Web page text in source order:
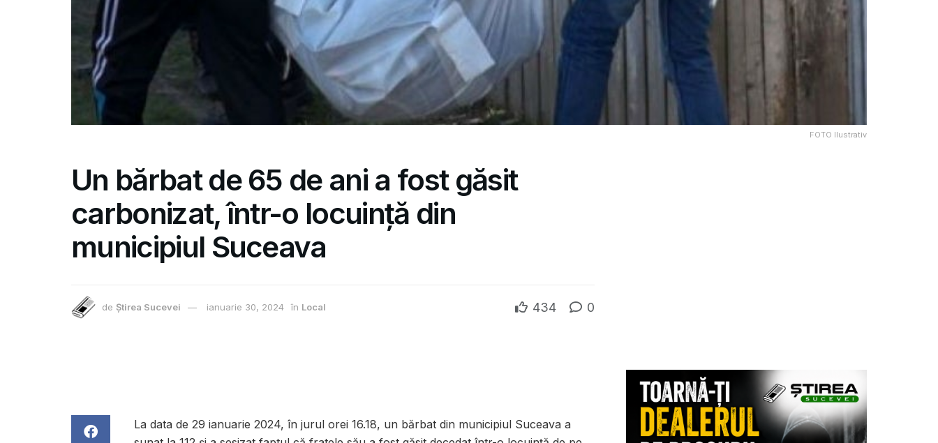
FOTO Ilustrativ
Un bărbat de 65 de ani a fost găsit
carbonizat, într-o locuință din
municipiul Suceava
de Știrea Sucevei ianuarie 30, 2024 în Local 434 0
La data de 29 ianuarie 2024, în jurul orei 16.18, un bărbat din municipiul Suceava a